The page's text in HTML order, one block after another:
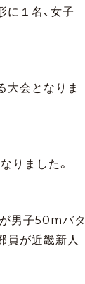
１名、女子
大会となりま
りました。
男子50mバタ
員が近畿新人